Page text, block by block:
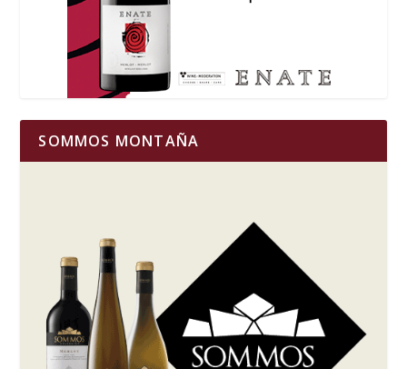
SOMMOS MONTAÑA